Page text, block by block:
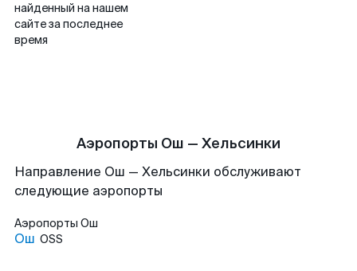
найденный на нашем
сайте за последнее
время
Аэропорты Ош — Хельсинки
Направление Ош — Хельсинки обслуживают
следующие аэропорты
Аэропорты Ош
Ош OSS